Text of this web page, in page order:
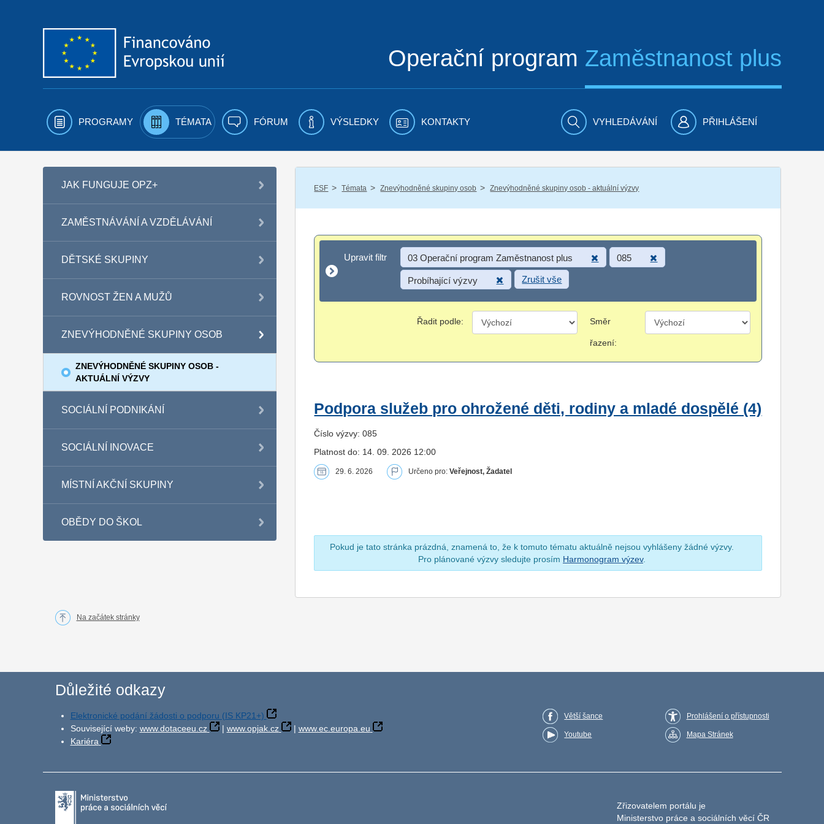
Operační program Zaměstnanost plus
PROGRAMY TÉMATA FÓRUM VÝSLEDKY KONTAKTY VYHLEDÁVÁNÍ PŘIHLÁŠENÍ
JAK FUNGUJE OPZ+
ZAMĚSTNÁVÁNÍ A VZDĚLÁVÁNÍ
DĚTSKÉ SKUPINY
ROVNOST ŽEN A MUŽŮ
ZNEVÝHODNĚNÉ SKUPINY OSOB
ZNEVÝHODNĚNÉ SKUPINY OSOB -
AKTUÁLNÍ VÝZVY
SOCIÁLNÍ PODNIKÁNÍ
SOCIÁLNÍ INOVACE
MÍSTNÍ AKČNÍ SKUPINY
OBĚDY DO ŠKOL
ESF / Témata / Znevýhodněné skupiny osob / Znevýhodněné skupiny osob - aktuální výzvy
Upravit filtr
Upravit filtr 03 Operační program Zaměstnanost plus 085
Probíhající výzvy Zrušit vše
Řadit podle: Směr
řazení:
Podpora služeb pro ohrožené děti, rodiny a mladé dospělé (4)
Číslo výzvy: 085
Platnost do: 14. 09. 2026 12:00
29. 6. 2026 Určeno pro:Veřejnost, Žadatel
Pokud je tato stránka prázdná, znamená to, že k tomuto tématu aktuálně nejsou vyhlášeny žádné výzvy.
Pro plánované výzvy sledujte prosím Harmonogram výzev.
Na začátek stránky
Důležité odkazy
Elektronické podání žádosti o podporu (IS KP21+)
Související weby: www.dotaceeu.cz | www.opjak.cz | www.ec.europa.eu
Kariéra
Větší šance
Youtube
Prohlášení o přístupnosti
Mapa Stránek
Zřizovatelem portálu je
Ministerstvo práce a sociálních věcí ČR